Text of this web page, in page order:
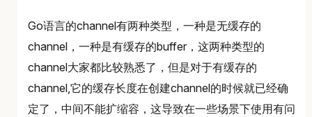
Go语言的channel有两种类型，一种是无缓存的
channel，一种是有缓存的buffer，这两种类型的
channel大家都比较熟悉了，但是对于有缓存的
channel,它的缓存长度在创建channel的时候就已经确
定了，中间不能扩缩容，这导致在一些场景下使用有问